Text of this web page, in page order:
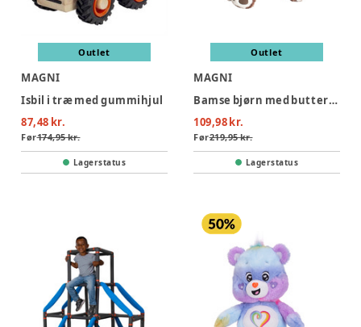
Outlet
MAGNI
Isbil i træ med gummihjul
87,48 kr.
Før174,95 kr.
Lagerstatus
Outlet
MAGNI
Bamse bjørn med butterfly, 25 cm
109,98 kr.
Før219,95 kr.
Lagerstatus